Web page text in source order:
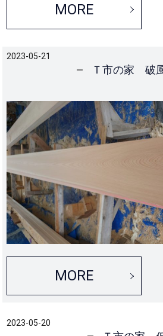
MORE
2023-05-21
Ｔ市の家 破
MORE
2023-05-20